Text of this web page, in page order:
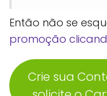
Então não se
promoção
Crie sua